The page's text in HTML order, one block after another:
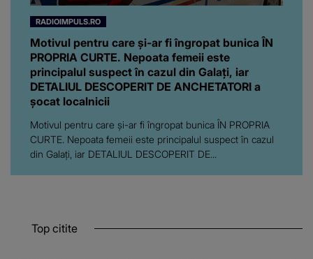
RADIOIMPULS.RO
Motivul pentru care și-ar fi îngropat bunica ÎN
PROPRIA CURTE. Nepoata femeii este
principalul suspect în cazul din Galați, iar
DETALIUL DESCOPERIT DE ANCHETATORI a
șocat localnicii
Motivul pentru care și-ar fi îngropat bunica ÎN PROPRIA
CURTE. Nepoata femeii este principalul suspect în cazul
din Galați, iar DETALIUL DESCOPERIT DE...
Top citite